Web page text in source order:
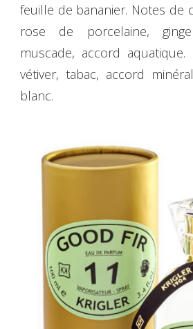
feuille de bananier. Notes de
rose de porcelaine,
muscade, accord
vétiver, tabac, accord
blanc.